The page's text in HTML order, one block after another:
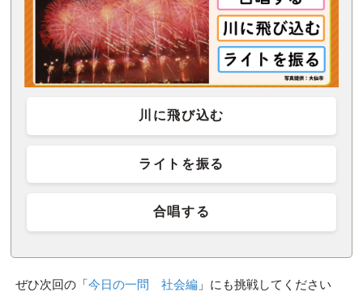
川に飛び込む
ライトを振る
合唱する
ぜひ次回の「今日の一問 社会編」にも挑戦してください